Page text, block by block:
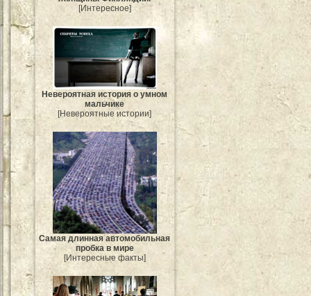
[Интересное]
Невероятная история о умном
мальчике
[Невероятные истории]
Самая длинная автомобильная
пробка в мире
[Интересные факты]